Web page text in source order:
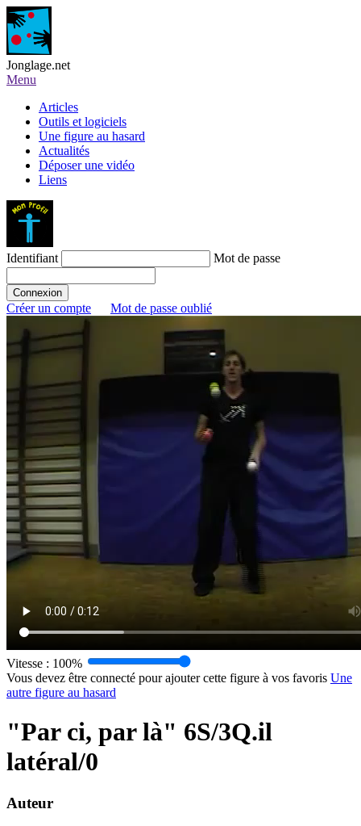
Jonglage.net
Menu
Articles
Outils et logiciels
Une figure au hasard
Actualités
Déposer une vidéo
Liens
Identifiant Mot de passe
Créer un compte Mot de passe oublié
Vitesse : 100%
Vous devez être connecté pour ajouter cette figure à vos favoris Une
autre figure au hasard
"Par ci, par là" 6S/3Q.il
latéral/0
Auteur